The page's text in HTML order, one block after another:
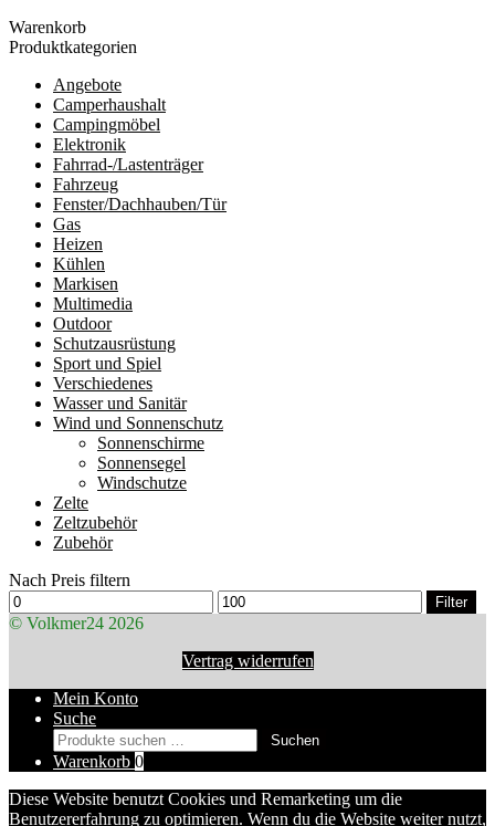
Warenkorb
Produktkategorien
Angebote
Camperhaushalt
Campingmöbel
Elektronik
Fahrrad-/Lastenträger
Fahrzeug
Fenster/Dachhauben/Tür
Gas
Heizen
Kühlen
Markisen
Multimedia
Outdoor
Schutzausrüstung
Sport und Spiel
Verschiedenes
Wasser und Sanitär
Wind und Sonnenschutz
Sonnenschirme
Sonnensegel
Windschutze
Zelte
Zeltzubehör
Zubehör
Nach Preis filtern
Min.
Preis
Max.
Preis
Filter
© Volkmer24 2026
Vertrag widerrufen
Mein Konto
Suche
Suchen
nach:
Suchen
Warenkorb 0
Diese Website benutzt Cookies und Remarketing um die
Benutzererfahrung zu optimieren. Wenn du die Website weiter nutzt,